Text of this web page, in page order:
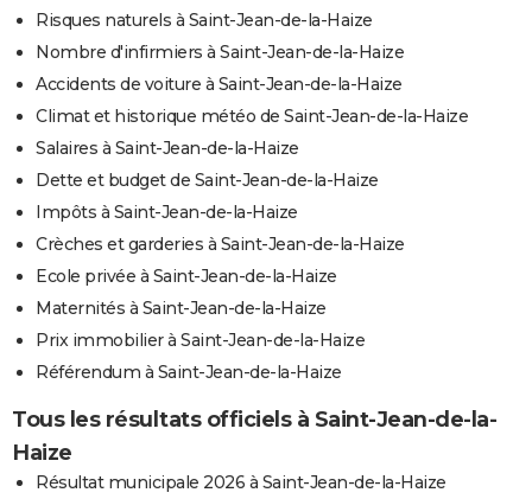
Risques naturels à Saint-Jean-de-la-Haize
Nombre d'infirmiers à Saint-Jean-de-la-Haize
Accidents de voiture à Saint-Jean-de-la-Haize
Climat et historique météo de Saint-Jean-de-la-Haize
Salaires à Saint-Jean-de-la-Haize
Dette et budget de Saint-Jean-de-la-Haize
Impôts à Saint-Jean-de-la-Haize
Crèches et garderies à Saint-Jean-de-la-Haize
Ecole privée à Saint-Jean-de-la-Haize
Maternités à Saint-Jean-de-la-Haize
Prix immobilier à Saint-Jean-de-la-Haize
Référendum à Saint-Jean-de-la-Haize
Tous les résultats officiels à Saint-Jean-de-la-
Haize
Résultat municipale 2026 à Saint-Jean-de-la-Haize